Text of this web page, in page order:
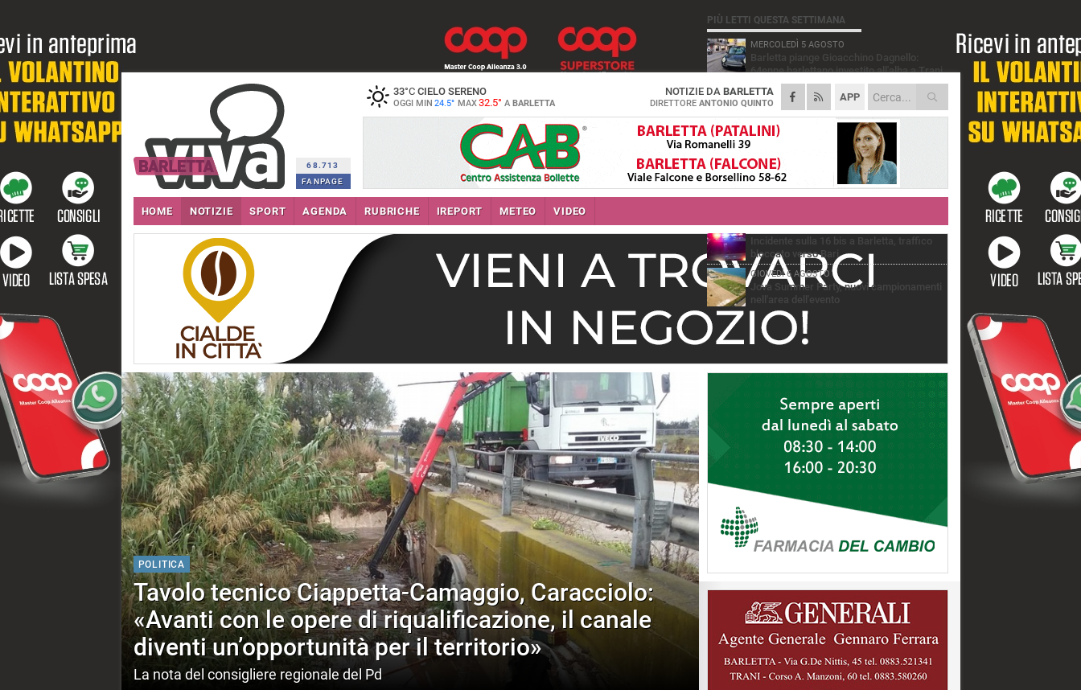
68.713
FANPAGE
33°CCIELO SERENO
OGGI MIN 24.5° MAX32.5° A BARLETTA
APP
NOTIZIE DA BARLETTA
DIRETTORE ANTONIO QUINTO
HOME NOTIZIE SPORT AGENDA RUBRICHE IREPORT METEO VIDEO
POLITICA
Tavolo tecnico Ciappetta-Camaggio, Caracciolo:
«Avanti con le opere di riqualificazione, il canale
diventi un’opportunità per il territorio»
La nota del consigliere regionale del Pd
PIÙ LETTI QUESTA SETTIMANA
MERCOLEDÌ 5 AGOSTO
Barletta piange Gioacchino Dagnello:
64enne barlettano investito all'alba a Trani
GIOVEDÌ 6 AGOSTO
Il ricordo di "Cecco", il benzinaio col
sorriso: «Contava i giorni che lo
separavano dalla pensione»
MERCOLEDÌ 5 AGOSTO
Jova Summer Party, giovedì mattina
sopralluogo nell'area dell'evento
DOMENICA 2 AGOSTO
Beni confiscati alla mafia. Nasce il servizio
VENERDÌ 7 AGOSTO
Incidente sulla 16 bis a Barletta, traffico
bloccato verso Bari
GIOVEDÌ 6 AGOSTO
Jova Summer Party, nuovi campionamenti
nell'area dell'evento